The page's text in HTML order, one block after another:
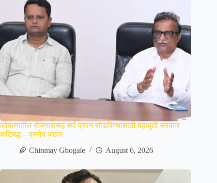
कोकणातील रोजगारासह सर्व प्रश्न सोडविण्यासाठी महायुती सरकार
कटिबद्ध – प्रमोद जठार
Chinmay Ghogale
August 6, 2026